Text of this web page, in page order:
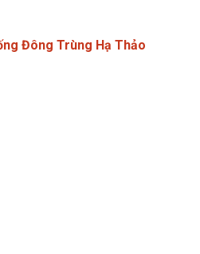
Đông Trùng Hạ Thảo